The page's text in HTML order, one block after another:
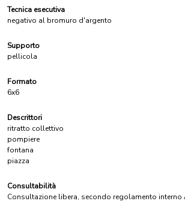
Tecnica esecutiva
negativo al bromuro d'argento
Supporto
pellicola
Formato
6x6
Descrittori
ritratto collettivo
pompiere
fontana
piazza
Consultabilità
Consultazione libera, secondo regolamento interno